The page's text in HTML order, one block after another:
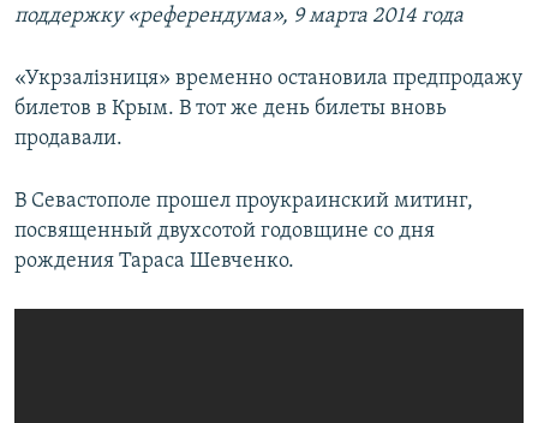
поддержку «референдума», 9 марта 2014 года
«Укрзалізниця» временно остановила предпродажу
билетов в Крым. В тот же день билеты вновь
продавали.
В Севастополе прошел проукраинский митинг,
посвященный двухсотой годовщине со дня
рождения Тараса Шевченко.